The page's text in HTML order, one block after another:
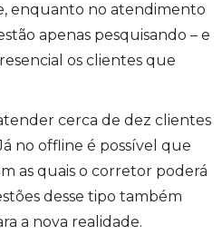
enquanto no atendimento
apenas pesquisando – e
os clientes que
cerca de dez clientes
no offline é possível que
as quais o corretor poderá
desse tipo também
a nova realidade.